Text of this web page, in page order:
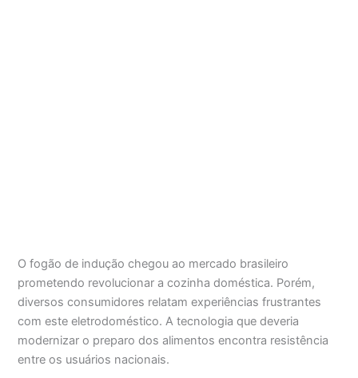
O fogão de indução chegou ao mercado brasileiro
prometendo revolucionar a cozinha doméstica. Porém,
diversos consumidores relatam experiências frustrantes
com este eletrodoméstico. A tecnologia que deveria
modernizar o preparo dos alimentos encontra resistência
entre os usuários nacionais.